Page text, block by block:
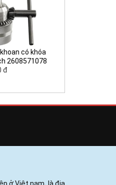
có khóa
2608571078
đ
ở Việt nam, là địa